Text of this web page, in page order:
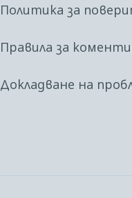
Политика за
Правила за
Докладване на